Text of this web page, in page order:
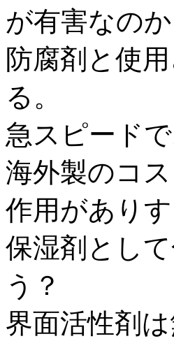
が有害なのか
防腐剤と使
る。
急スピード
海外製のコ
作用がありす
保湿剤とし
う？
界面活性剤